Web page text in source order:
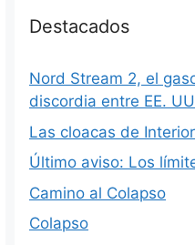
Destacados
Nord Stream 2, el
discordia entre EE.
Las cloacas de Interior
Último aviso: Los
Camino al Colapso
Colapso